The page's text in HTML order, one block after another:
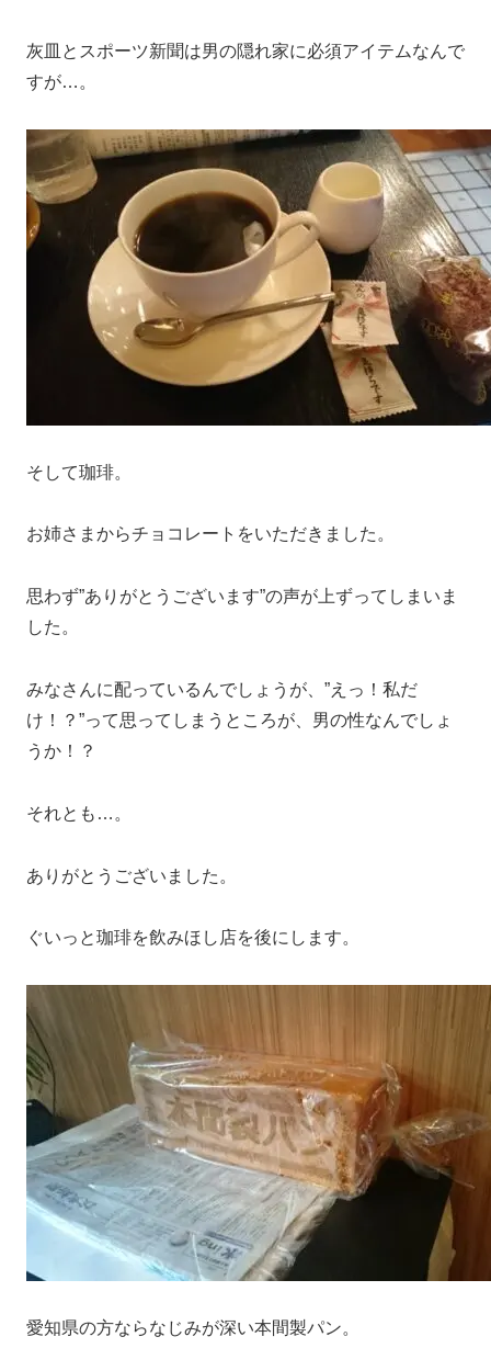
灰皿とスポーツ新聞は男の隠れ家に必須アイテムなんで
すが…。
そして珈琲。
お姉さまからチョコレートをいただきました。
思わず”ありがとうございます”の声が上ずってしまいま
した。
みなさんに配っているんでしょうが、”えっ！私だ
け！？”って思ってしまうところが、男の性なんでしょ
うか！？
それとも…。
ありがとうございました。
ぐいっと珈琲を飲みほし店を後にします。
愛知県の方ならなじみが深い本間製パン。